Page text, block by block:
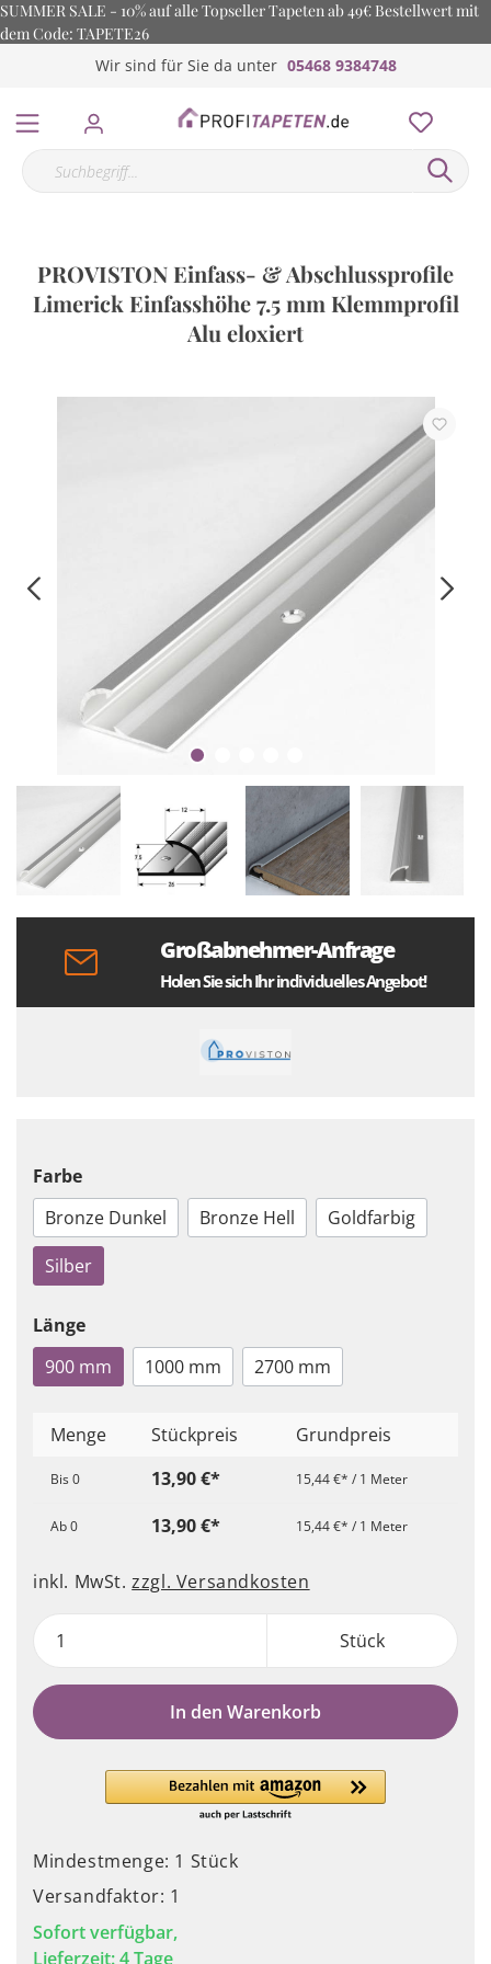
SUMMER SALE - 10% auf alle Topseller Tapeten ab 49€ Bestellwert mit
dem Code: TAPETE26
Wir sind für Sie da unter 05468 9384748
PROVISTON Einfass- & Abschlussprofile
Limerick Einfasshöhe 7.5 mm Klemmprofil
Alu eloxiert
Großabnehmer-Anfrage
Holen Sie sich Ihr individuelles Angebot!
Farbe
Bronze Dunkel
Bronze Hell
Goldfarbig
Silber
Länge
900 mm
1000 mm 2700 mm
Menge Stückpreis Grundpreis
Bis0 13,90 €* 15,44 €* / 1 Meter
Ab0 13,90 €* 15,44 €* / 1 Meter
inkl. MwSt.zzgl. Versandkosten
Stück
In den Warenkorb
Mindestmenge: 1 Stück
Versandfaktor: 1
Sofort verfügbar,
Lieferzeit: 4 Tage